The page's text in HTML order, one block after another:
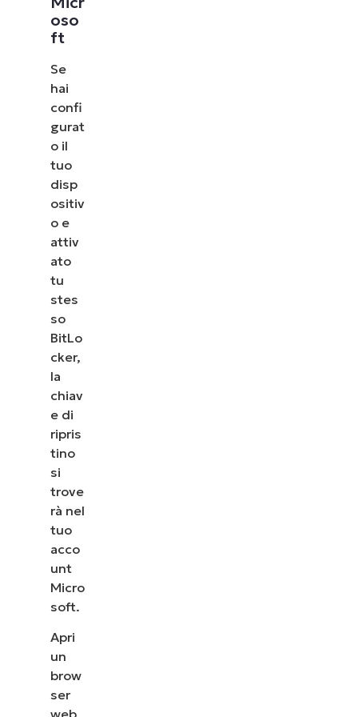
oso
ft
Se
hai
confi
gurat
o il
tuo
disp
ositiv
o e
attiv
ato
tu
stes
so
BitLo
cker,
la
chiav
e di
ripris
tino
si
trove
rà nel
tuo
acco
unt
Micro
soft.
Apri
un
brow
ser